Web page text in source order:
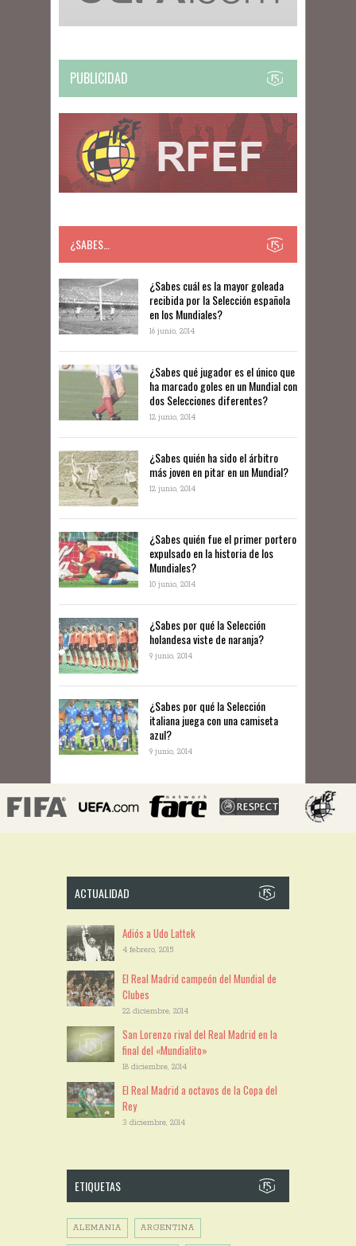
PUBLICIDAD
¿SABES…
​​¿Sabes cuál es la mayor goleada
recibida por la Selección española
en los Mundiales?
16 junio, 2014
¿Sabes qué jugador es el único que
ha marcado goles en un Mundial con
dos Selecciones diferentes?
12 junio, 2014
¿Sabes quién ha sido el árbitro
más joven en pitar en un Mundial?
12 junio, 2014
¿Sabes quién fue el primer portero
expulsado en la historia de los
Mundiales?
10 junio, 2014
​¿Sabes por qué la Selección
holandesa viste de naranja?
9 junio, 2014
¿Sabes por qué la Selección
italiana juega con una camiseta
azul?
9 junio, 2014
ACTUALIDAD
Adiós a Udo Lattek
4 febrero, 2015
El Real Madrid campeón del Mundial de
Clubes
22 diciembre, 2014
San Lorenzo rival del Real Madrid en la
final del «Mundialito»
18 diciembre, 2014
El Real Madrid a octavos de la Copa del
Rey
3 diciembre, 2014
ETIQUETAS
ALEMANIA ARGENTINA